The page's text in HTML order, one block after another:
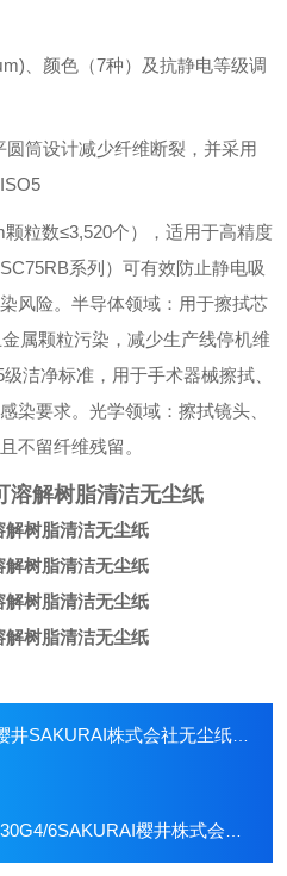
、颜色（7种）及抗静电等级调
筒设计减少纤维断裂，并采用
粒数≤3,520个），适用于高精度
系列）可有效防止静电吸
风险。半导体领域：用于擦拭芯
属颗粒污染，减少生产线停机维
洁净标准，用于手术器械擦拭、
染要求。光学领域：擦拭镜头、
不留纤维残留。
解树脂清洁无尘纸
株式会社无尘纸无尘树脂浸渍纸
樱井株式会社无尘室可溶解无尘树脂